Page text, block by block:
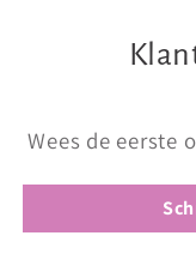
Wees de eerste